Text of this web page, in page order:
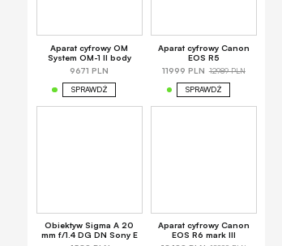
Aparat cyfrowy OM
System OM-1 II body
9671 PLN
SPRAWDŹ
Aparat cyfrowy Canon
EOS R5
11999 PLN 12989 PLN
SPRAWDŹ
Obiektyw Sigma A 20
mm f/1.4 DG DN Sony E
Aparat cyfrowy Canon
EOS R6 mark III